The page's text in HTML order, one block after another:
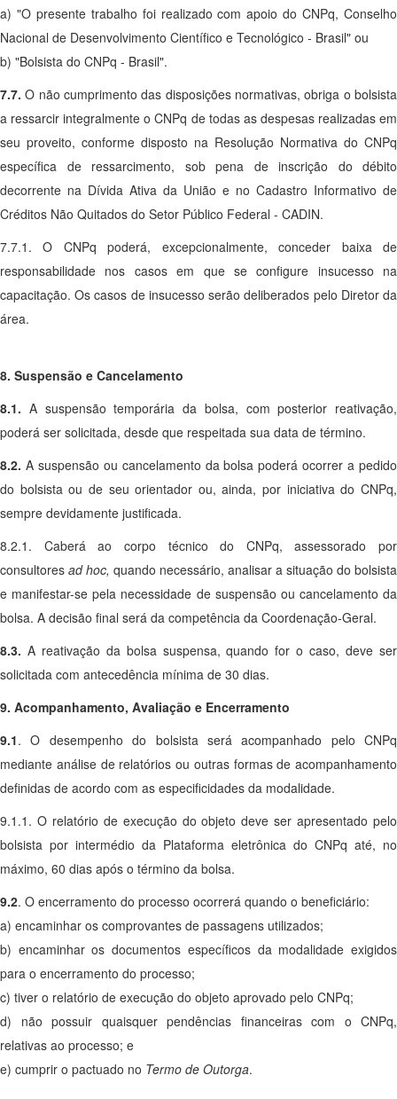
a) "O presente trabalho foi realizado com apoio do CNPq, Conselho
Nacional de Desenvolvimento Científico e Tecnológico - Brasil" ou
b) "Bolsista do CNPq - Brasil".
7.7.O não cumprimento das disposições normativas, obriga o bolsista
a ressarcir integralmente o CNPq de todas as despesas realizadas em
seu proveito, conforme disposto na Resolução Normativa do CNPq
específica de ressarcimento, sob pena de inscrição do débito
decorrente na Dívida Ativa da União e no Cadastro Informativo de
Créditos Não Quitados do Setor Público Federal - CADIN.
7.7.1. O CNPq poderá, excepcionalmente, conceder baixa de
responsabilidade nos casos em que se configure insucesso na
capacitação. Os casos de insucesso serão deliberados pelo Diretor da
área.
8. Suspensão e Cancelamento
8.1. A suspensão temporária da bolsa, com posterior reativação,
poderá ser solicitada, desde que respeitada sua data de término.
8.2. A suspensão ou cancelamento da bolsa poderá ocorrer a pedido
do bolsista ou de seu orientador ou, ainda, por iniciativa do CNPq,
sempre devidamente justificada.
8.2.1. Caberá ao corpo técnico do CNPq, assessorado por
consultores ad hoc, quando necessário, analisar a situação do bolsista
e manifestar-se pela necessidade de suspensão ou cancelamento da
bolsa. A decisão final será da competência da Coordenação-Geral.
8.3. A reativação da bolsa suspensa, quando for o caso, deve ser
solicitada com antecedência mínima de 30 dias.
9. Acompanhamento, Avaliação e Encerramento
9.1. O desempenho do bolsista será acompanhado pelo CNPq
mediante análise de relatórios ou outras formas de acompanhamento
definidas de acordo com as especificidades da modalidade.
9.1.1. O relatório de execução do objeto deve ser apresentado pelo
bolsista por intermédio da Plataforma eletrônica do CNPq até, no
máximo, 60 dias após o término da bolsa.
9.2. O encerramento do processo ocorrerá quando o beneficiário:
a) encaminhar os comprovantes de passagens utilizados;
b) encaminhar os documentos específicos da modalidade exigidos
para o encerramento do processo;
c) tiver o relatório de execução do objeto aprovado pelo CNPq;
d) não possuir quaisquer pendências financeiras com o CNPq,
relativas ao processo; e
e) cumprir o pactuado no Termo de Outorga.